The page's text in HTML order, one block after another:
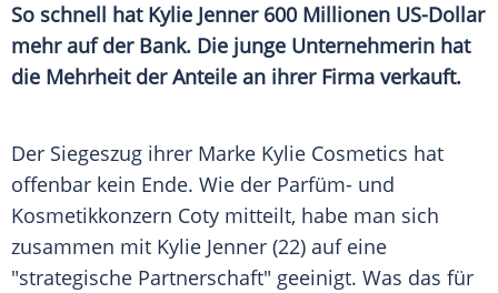
So schnell hat Kylie Jenner600 Millionen US-Dollar
mehr auf der Bank. Die junge Unternehmerin hat
die Mehrheit der Anteile an ihrer Firma verkauft.
Der Siegeszug ihrer Marke Kylie Cosmetics hat
offenbar kein Ende. Wie der Parfüm- und
Kosmetikkonzern Coty mitteilt, habe man sich
zusammen mit Kylie Jenner (22) auf eine
"strategische Partnerschaft" geeinigt. Was das für